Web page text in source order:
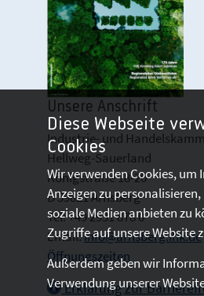
Unsere Anschrift
Industrie- und
Hellweg-Sauerland
Königstraße 18-20
D 59821 Arnsberg
Tel: +49 2931 878 0
Email:info@arnsberg.ihk.de
Öffnungszeiten
Erklärung zur
Diese Webseite
Cookies
Wir verwenden Cookies, um
Anzeigen zu
soziale Medien anbieten zu
Zugriffe auf unsere Website
Außerdem geben wir
Verwendung unserer